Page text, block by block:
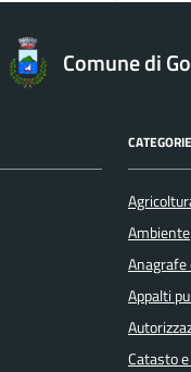
Comune di
Ambiente
Appalti
Catasto